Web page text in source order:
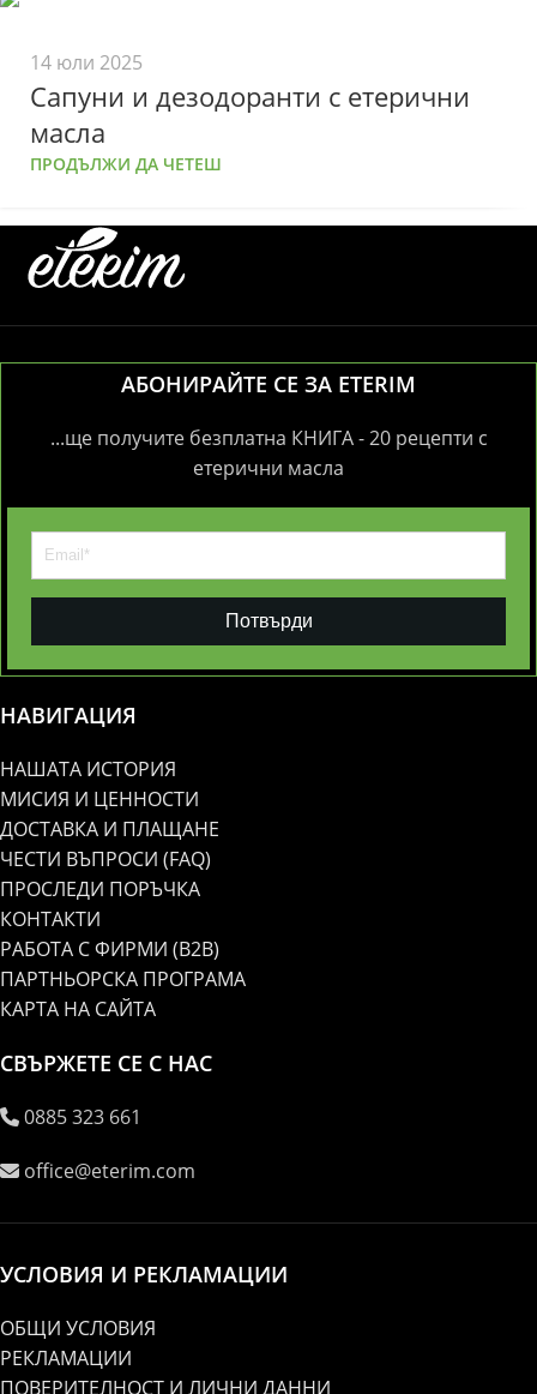
14 юли 2025
Сапуни и дезодоранти с етерични
масла
ПРОДЪЛЖИ ДА ЧЕТЕШ
АБОНИРАЙТЕ СЕ ЗА ETERIM
...ще получите безплатна КНИГА - 20 рецепти с
етерични масла
Потвърди
НАВИГАЦИЯ
НАШАТА ИСТОРИЯ
МИСИЯ И ЦЕННОСТИ
ДОСТАВКА И ПЛАЩАНЕ
ЧЕСТИ ВЪПРОСИ (FAQ)
ПРОСЛЕДИ ПОРЪЧКА
КОНТАКТИ
РАБОТА С ФИРМИ (B2B)
ПАРТНЬОРСКА ПРОГРАМА
КАРТА НА САЙТА
СВЪРЖЕТЕ СЕ С НАС
0885 323 661
office@eterim.com
УСЛОВИЯ И РЕКЛАМАЦИИ
ОБЩИ УСЛОВИЯ
РЕКЛАМАЦИИ
ПОВЕРИТЕЛНОСТ И ЛИЧНИ ДАННИ